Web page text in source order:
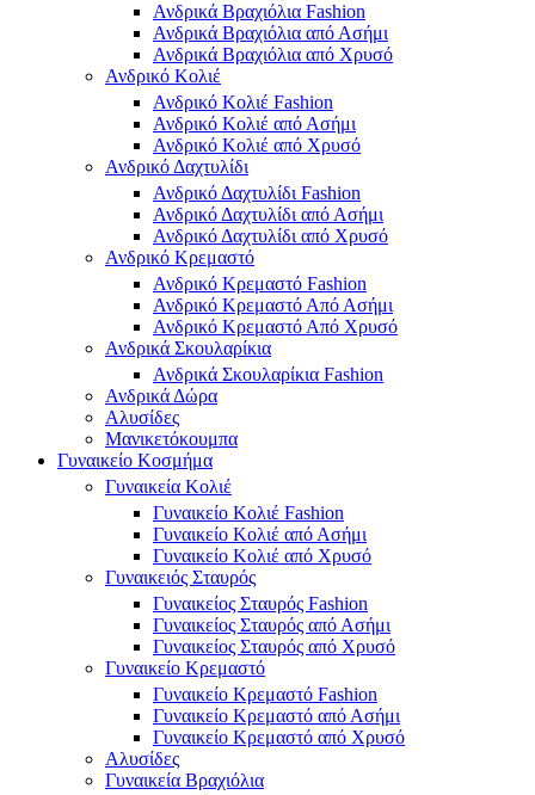
Ανδρικά Βραχιόλια Fashion
Ανδρικά Βραχιόλια από Ασήμι
Ανδρικά Βραχιόλια από Χρυσό
Ανδρικό Κολιέ
Ανδρικό Κολιέ Fashion
Ανδρικό Κολιέ από Ασήμι
Ανδρικό Κολιέ από Χρυσό
Ανδρικό Δαχτυλίδι
Ανδρικό Δαχτυλίδι Fashion
Ανδρικό Δαχτυλίδι από Ασήμι
Ανδρικό Δαχτυλίδι από Χρυσό
Ανδρικό Κρεμαστό
Ανδρικό Κρεμαστό Fashion
Ανδρικό Κρεμαστό Από Ασήμι
Ανδρικό Κρεμαστό Από Χρυσό
Ανδρικά Σκουλαρίκια
Ανδρικά Σκουλαρίκια Fashion
Ανδρικά Δώρα
Αλυσίδες
Μανικετόκουμπα
Γυναικείο Κοσμήμα
Γυναικεία Κολιέ
Γυναικείο Κολιέ Fashion
Γυναικείο Κολιέ από Ασήμι
Γυναικείο Κολιέ από Χρυσό
Γυναικειός Σταυρός
Γυναικείος Σταυρός Fashion
Γυναικείος Σταυρός από Ασήμι
Γυναικείος Σταυρός από Χρυσό
Γυναικείο Κρεμαστό
Γυναικείο Κρεμαστό Fashion
Γυναικείο Κρεμαστό από Ασήμι
Γυναικείο Κρεμαστό από Χρυσό
Αλυσίδες
Γυναικεία Βραχιόλια